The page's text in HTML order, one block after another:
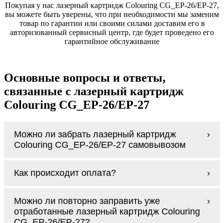
Покупая у нас лазерный картридж Colouring CG_EP-26/EP-27,
вы можете быть уверены, что при необходимости мы заменим
товар по гарантии или своими силами доставим его в
авторизованный сервисный центр, где будет проведено его
гарантийное обслуживание
Основные вопросы и ответы,
связанные с лазерный картридж
Colouring CG_EP-26/EP-27
Можно ли забрать лазерный картридж
Colouring CG_EP-26/EP-27 самовывозом
доставим заказ и сделаем это бесплатно
доставляем Вам лазерный картридж
Colouring CG_EP-26/EP-27
Как происходит оплата?
CG_EP-26/EP-27 наличными курьеру при
получении заказа.
Можно ли повторно заправить уже
отработанные лазерный картридж Colouring